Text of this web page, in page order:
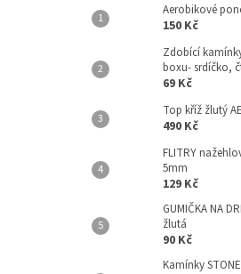
Aerobikové
150 Kč
Zdobící
boxu- srdíčko,
69 Kč
Top kříž žlutý
490 Kč
FLITRY
5mm
129 Kč
GUMIČKA NA
žlutá
90 Kč
Kamínky